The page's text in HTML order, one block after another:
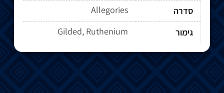
סדרה
Allegories
גימור
Gilded, Ruthenium